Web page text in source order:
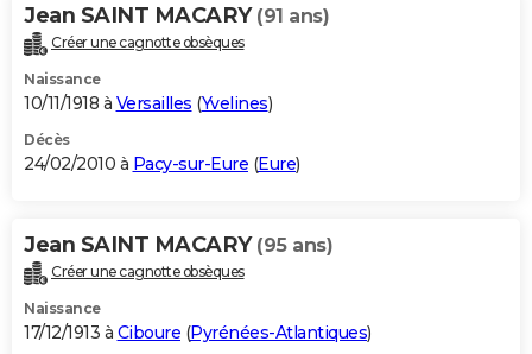
Jean SAINT MACARY (91 ans)
Créer une cagnotte obsèques
Naissance
10/11/1918 à Versailles (Yvelines)
Décès
24/02/2010 à Pacy-sur-Eure (Eure)
Jean SAINT MACARY (95 ans)
Créer une cagnotte obsèques
Naissance
17/12/1913 à Ciboure (Pyrénées-Atlantiques)